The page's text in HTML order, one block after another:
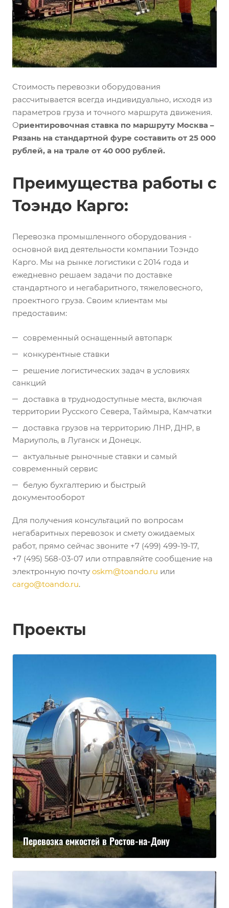
Стоимость перевозки оборудования
рассчитывается всегда индивидуально, исходя из
параметров груза и точного маршрута движения.
Ориентировочная ставка по маршруту Москва –
Рязань на стандартной фуре составить от 25 000
рублей, а на трале от 40 000 рублей.
Преимущества работы с
Тоэндо Карго:
Перевозка промышленного оборудования -
основной вид деятельности компании Тоэндо
Карго. Мы на рынке логистики с 2014 года и
ежедневно решаем задачи по доставке
стандартного и негабаритного, тяжеловесного,
проектного груза. Своим клиентам мы
предоставим:
современный оснащенный автопарк
конкурентные ставки
решение логистических задач в условиях
санкций
доставка в труднодоступные места, включая
территории Русского Севера, Таймыра, Камчатки
доставка грузов на территорию ЛНР, ДНР, в
Мариуполь, в Луганск и Донецк.
актуальные рыночные ставки и самый
современный сервис
белую бухгалтерию и быстрый
документооборот
Для получения консультаций по вопросам
негабаритных перевозок и смету ожидаемых
работ, прямо сейчас звоните +7 (499) 499-19-17,
+7 (495) 568-03-07 или отправляйте сообщение на
электронную почту oskm@toando.ru или
cargo@toando.ru.
Проекты
Перевозка емкостей в Ростов-на-Дону